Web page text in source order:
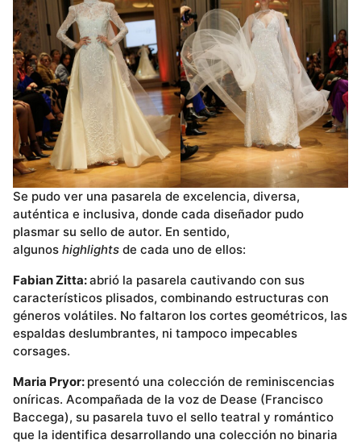
Se pudo ver una pasarela de excelencia, diversa,
auténtica e inclusiva, donde cada diseñador pudo
plasmar su sello de autor. En sentido,
algunos highlights de cada uno de ellos:
Fabian Zitta:abrió la pasarela cautivando con sus
característicos plisados, combinando estructuras con
géneros volátiles. No faltaron los cortes geométricos, las
espaldas deslumbrantes, ni tampoco impecables
corsages.
Maria Pryor: presentó una colección de reminiscencias
oníricas. Acompañada de la voz de Dease (Francisco
Baccega), su pasarela tuvo el sello teatral y romántico
que la identifica desarrollando una colección no binaria